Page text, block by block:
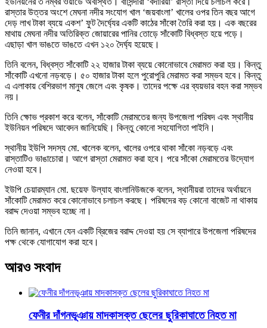
রাস্তার উত্তর অংশে মেঘনা নদীর সংযোগ খাল ‘জয়বাংলা’ খালের ওপর তিন বছর আগে
দেড় লাখ টাকা ব্যয়ে একশ’ ফুট দৈর্ঘ্যের একটি কাঠের সাঁকো তৈরি করা হয়। এক বছরের
মাথায় মেঘনা নদীর অতিরিক্ত জোয়ারের পানির তোড়ে সাঁকোটি বিধ্বস্ত হয়ে পড়ে।
এছাড়া খাল ভাঙতে ভাঙতে এখন ১২০ দৈর্ঘ্য হয়েছে।
তিনি বলেন, বিধ্বস্ত সাঁকোটি ২২ হাজার টাকা ব্যয়ে কোনোভাবে মেরামত করা হয়। কিন্তু
সাঁকোটি এখনো নড়বড়ে। ৫০ হাজার টাকা হলে পুরোপুরি মেরামত করা সম্ভব হবে। কিন্তু
এ এলাকায় বেশিরভাগ মানুষ জেলে এবং কৃষক। তাদের পক্ষে এর ব্যয়ভার বহন করা সম্ভব
নয়।
তিনি ক্ষোভ প্রকাশ করে বলেন, সাঁকোটি মেরামতের জন্য উপজেলা পরিষদ এবং স্থানীয়
ইউনিয়ন পরিষদে আবেদন জানিয়েছি। কিন্তু কোনো সহযোগিতা পাইনি।
স্থানীয় ইউপি সদস্য মো. খালেক বলেন, খালের ওপরে থাকা সাঁকো নড়বড়ে এবং
রাস্তাটিও ভাঙাচোরা। আগে রাস্তা মেরামত করা হবে। পরে সাঁকো মেরামতের উদ্যোগ
নেওয়া হবে।
ইউপি চেয়ারম্যান মো. ছয়েফ উল্যাহ বাংলানিউজকে বলেন, স্থানীয়রা তাদের অর্থায়নে
সাঁকোটি মেরামত করে কোনোভাবে চলাচল করছে। পরিষদের বড় কোনো বাজেট না থাকায়
বরাদ্দ দেওয়া সম্ভব হচ্ছে না।
তিনি জানান, এখানে যেন একটি ব্রিজের বরাদ্দ দেওয়া হয় সে ব্যাপারে উপজেলা পরিষদের
পক্ষ থেকে যোগাযোগ করা হবে।
আরও সংবাদ
ফেনীর দাঁগনভূঞায় মাদকাসক্ত ছেলের ছুরিকাঘাতে নিহত মা